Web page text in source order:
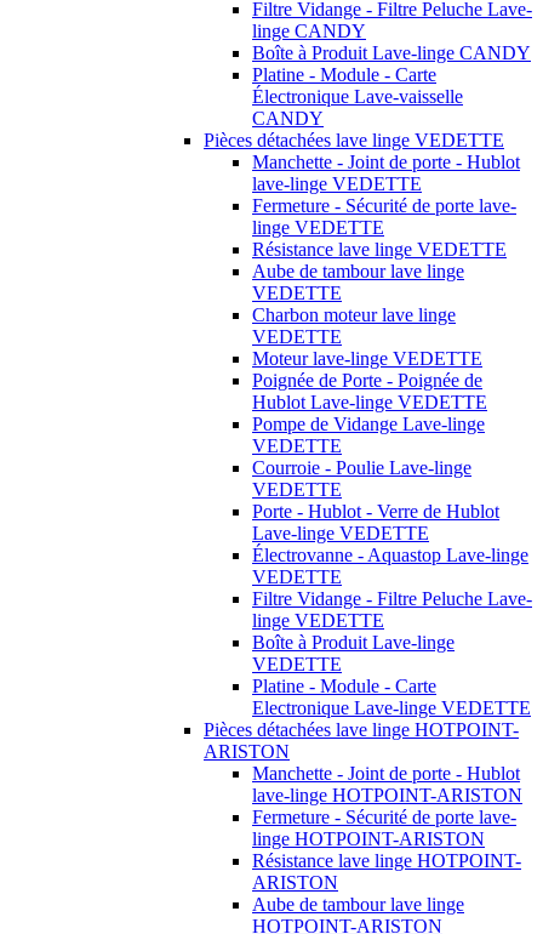
Filtre Vidange - Filtre Peluche Lave-
linge CANDY
Boîte à Produit Lave-linge CANDY
Platine - Module - Carte
Électronique Lave-vaisselle
CANDY
Pièces détachées lave linge VEDETTE
Manchette - Joint de porte - Hublot
lave-linge VEDETTE
Fermeture - Sécurité de porte lave-
linge VEDETTE
Résistance lave linge VEDETTE
Aube de tambour lave linge
VEDETTE
Charbon moteur lave linge
VEDETTE
Moteur lave-linge VEDETTE
Poignée de Porte - Poignée de
Hublot Lave-linge VEDETTE
Pompe de Vidange Lave-linge
VEDETTE
Courroie - Poulie Lave-linge
VEDETTE
Porte - Hublot - Verre de Hublot
Lave-linge VEDETTE
Électrovanne - Aquastop Lave-linge
VEDETTE
Filtre Vidange - Filtre Peluche Lave-
linge VEDETTE
Boîte à Produit Lave-linge
VEDETTE
Platine - Module - Carte
Electronique Lave-linge VEDETTE
Pièces détachées lave linge HOTPOINT-
ARISTON
Manchette - Joint de porte - Hublot
lave-linge HOTPOINT-ARISTON
Fermeture - Sécurité de porte lave-
linge HOTPOINT-ARISTON
Résistance lave linge HOTPOINT-
ARISTON
Aube de tambour lave linge
HOTPOINT-ARISTON